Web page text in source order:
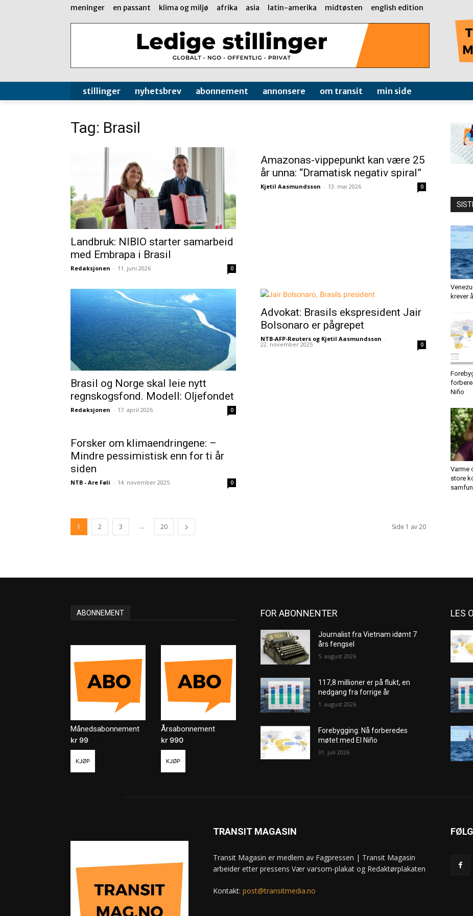
meninger en passant klima og miljø afrika asia latin-amerika midtøsten english edition
stillinger nyhetsbrev abonnement annonsere om transit min side
Tag: Brasil
Landbruk: NIBIO starter samarbeid
med Embrapa i Brasil
Redaksjonen - 11. juni 2026 0
Amazonas-vippepunkt kan være 25
år unna: “Dramatisk negativ spiral”
Kjetil Aasmundsson - 13. mai 2026 0
Brasil og Norge skal leie nytt
regnskogsfond. Modell: Oljefondet
Redaksjonen - 17. april 2026 0
Advokat: Brasils ekspresident Jair
Bolsonaro er pågrepet
NTB-AFP-Reuters og Kjetil Aasmundsson -
22. november 2025 0
Forsker om klimaendringene: –
Mindre pessimistisk enn for ti år
siden
NTB - Are Føli - 14. november 2025 0
1 2 3 ... 20 Side 1 av 20
krever
Niño
Varme
store
ABONNEMENT
Månedsabonnement
kr99
KJØP
Årsabonnement
kr990
KJØP
FOR ABONNENTER
Journalist fra Vietnam idømt 7
års fengsel
5. august 2026
117,8 millioner er på flukt, en
nedgang fra forrige år
1. august 2026
Forebygging: Nå forberedes
møtet med El Niño
31. juli 2026
LES
TRANSIT MAGASIN
Transit Magasin er medlem av Fagpressen | Transit Magasin
arbeider etter pressens Vær varsom-plakat og Redaktørplakaten
Kontakt: post@transitmedia.no